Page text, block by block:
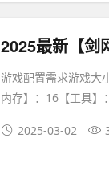
游戏配置需求游戏大
内存】：16【工具】
2025-03-02